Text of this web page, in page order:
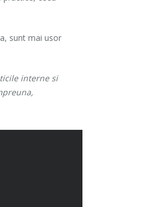
sunt mai usor
interne si